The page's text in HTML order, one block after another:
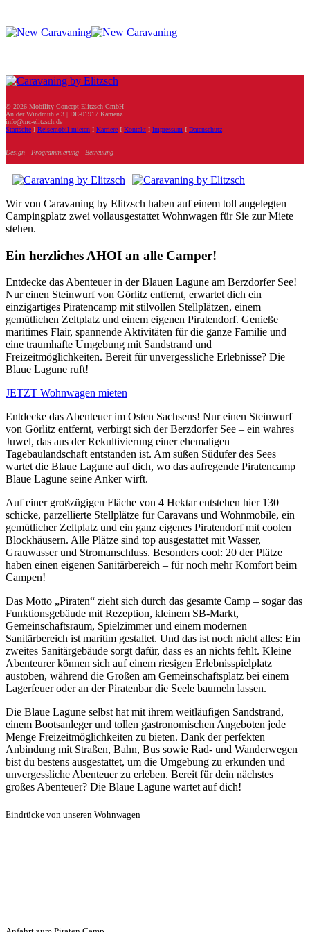
© 2026 Mobility Concept Elitzsch GmbH
An der Windmühle 3 | DE-01917 Kamenz
info@mc-elitzsch.de
Startseite I Reisemobil mieten I Karriere I Kontakt I Impressum I Datenschutz
Design | Programmierung | Betreuung
Wir von Caravaning by Elitzsch haben auf einem toll angelegten
Campingplatz zwei vollausgestattet Wohnwagen für Sie zur Miete
stehen.
Ein herzliches AHOI an alle Camper!
Entdecke das Abenteuer in der Blauen Lagune am Berzdorfer See!
Nur einen Steinwurf von Görlitz entfernt, erwartet dich ein
einzigartiges Piratencamp mit stilvollen Stellplätzen, einem
gemütlichen Zeltplatz und einem eigenen Piratendorf. Genieße
maritimes Flair, spannende Aktivitäten für die ganze Familie und
eine traumhafte Umgebung mit Sandstrand und
Freizeitmöglichkeiten. Bereit für unvergessliche Erlebnisse? Die
Blaue Lagune ruft!
JETZT Wohnwagen mieten
Entdecke das Abenteuer im Osten Sachsens! Nur einen Steinwurf
von Görlitz entfernt, verbirgt sich der Berzdorfer See – ein wahres
Juwel, das aus der Rekultivierung einer ehemaligen
Tagebaulandschaft entstanden ist. Am süßen Südufer des Sees
wartet die Blaue Lagune auf dich, wo das aufregende Piratencamp
Blaue Lagune seine Anker wirft.
Auf einer großzügigen Fläche von 4 Hektar entstehen hier 130
schicke, parzellierte Stellplätze für Caravans und Wohnmobile, ein
gemütlicher Zeltplatz und ein ganz eigenes Piratendorf mit coolen
Blockhäusern. Alle Plätze sind top ausgestattet mit Wasser,
Grauwasser und Stromanschluss. Besonders cool: 20 der Plätze
haben einen eigenen Sanitärbereich – für noch mehr Komfort beim
Campen!
Das Motto „Piraten“ zieht sich durch das gesamte Camp – sogar das
Funktionsgebäude mit Rezeption, kleinem SB-Markt,
Gemeinschaftsraum, Spielzimmer und einem modernen
Sanitärbereich ist maritim gestaltet. Und das ist noch nicht alles: Ein
zweites Sanitärgebäude sorgt dafür, dass es an nichts fehlt. Kleine
Abenteurer können sich auf einem riesigen Erlebnisspielplatz
austoben, während die Großen am Gemeinschaftsplatz bei einem
Lagerfeuer oder an der Piratenbar die Seele baumeln lassen.
Die Blaue Lagune selbst hat mit ihrem weitläufigen Sandstrand,
einem Bootsanleger und tollen gastronomischen Angeboten jede
Menge Freizeitmöglichkeiten zu bieten. Dank der perfekten
Anbindung mit Straßen, Bahn, Bus sowie Rad- und Wanderwegen
bist du bestens ausgestattet, um die Umgebung zu erkunden und
unvergessliche Abenteuer zu erleben. Bereit für dein nächstes
großes Abenteuer? Die Blaue Lagune wartet auf dich!
Eindrücke von unseren Wohnwagen